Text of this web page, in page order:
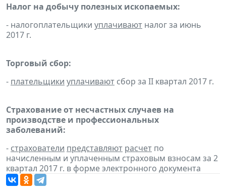
Налог на добычу полезных ископаемых:
- налогоплательщики уплачивают налог за июнь
2017 г.
Торговый сбор:
- плательщики уплачивают сбор за II квартал 2017 г.
Страхование от несчастных случаев на
производстве и профессиональных
заболеваний:
- страхователи представляют расчет по
начисленным и уплаченным страховым взносам за 2
квартал 2017 г. в форме электронного документа